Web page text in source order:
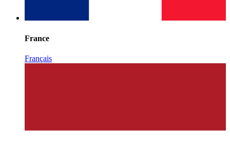
France
Français